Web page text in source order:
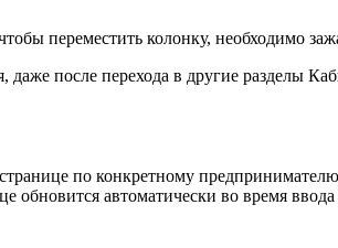
переместить колонку, необходимо
даже после перехода в другие разделы
по конкретному
обновится автоматически во время